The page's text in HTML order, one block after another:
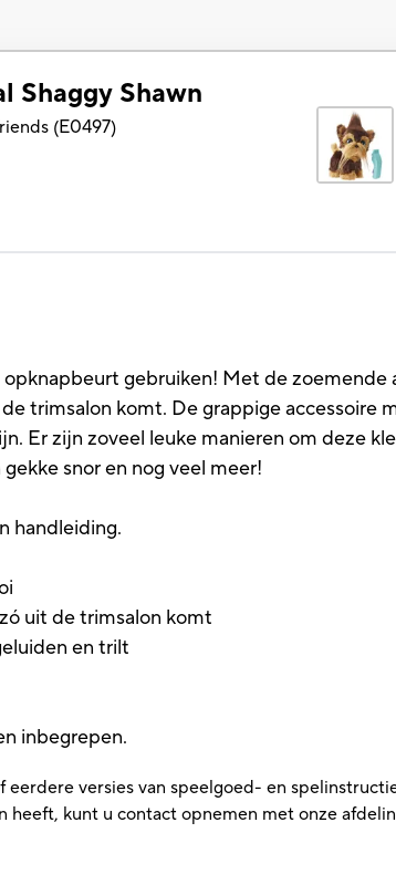
Shaggy Shawn
(E0497)
gebruiken! Met de zoemende
trimsalon komt. De grappige accessoire
Er zijn zoveel leuke manieren om deze
snor en nog veel meer!
handleiding.
uit de trimsalon komt
en trilt
inbegrepen.
eerdere versies van speelgoed- en
heeft, kunt u contact opnemen met onze